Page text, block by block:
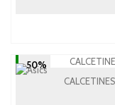
-50%